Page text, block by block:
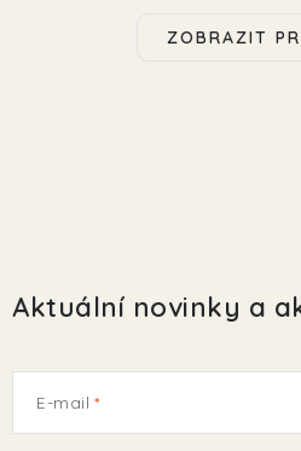
ZOBRAZIT
Aktuální novinky a
E-mail